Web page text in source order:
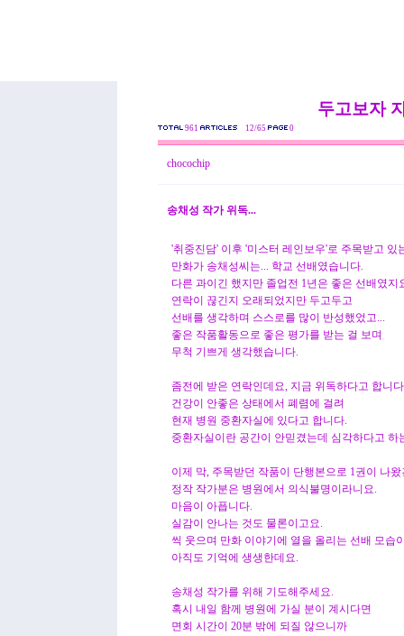
두고보자
961 12/65 0
chocochip
송채성 작가 위독...
'취중진담' 이후 '미스터 레인보우'로 주목받고 있
만화가 송채성씨는... 학교 선배였습니다.
다른 과이긴 했지만 졸업전 1년은 좋은 선배였지
연락이 끊긴지 오래되었지만 두고두고
선배를 생각하며 스스로를 많이 반성했었고...
좋은 작품활동으로 좋은 평가를 받는 걸 보며
무척 기쁘게 생각했습니다.
좀전에 받은 연락인데요, 지금 위독하다고 합니
건강이 안좋은 상태에서 폐렴에 걸려
현재 병원 중환자실에 있다고 합니다.
중환자실이란 공간이 안믿겼는데 심각하다고 하
이제 막, 주목받던 작품이 단행본으로 1권이 나왔
정작 작가분은 병원에서 의식불명이라니요.
마음이 아픕니다.
실감이 안나는 것도 물론이고요.
씩 웃으며 만화 이야기에 열을 올리는 선배 모습
아직도 기억에 생생한데요.
송채성 작가를 위해 기도해주세요.
혹시 내일 함께 병원에 가실 분이 계시다면
면회 시간이 20분 밖에 되질 않으니까